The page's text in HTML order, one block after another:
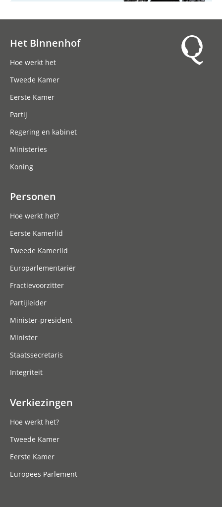
Het Binnenhof
Hoe werkt het
Tweede Kamer
Eerste Kamer
Partij
Regering en kabinet
Ministeries
Koning
Personen
Hoe werkt het?
Eerste Kamerlid
Tweede Kamerlid
Europarlementariër
Fractievoorzitter
Partijleider
Minister-president
Minister
Staatssecretaris
Integriteit
Verkiezingen
Hoe werkt het?
Tweede Kamer
Eerste Kamer
Europees Parlement